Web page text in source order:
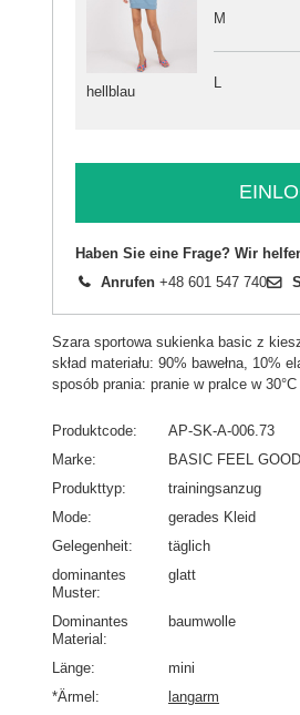
hellblau
M
L
Haben Sie eine Frage? Wir
Anrufen +48 601 547 740
Szara sportowa sukienka basic z
skład materiału: 90% bawełna, 10%
sposób prania: pranie w pralce w 30°C
Produktcode
AP-SK-A-006.73
Marke
BASIC FEEL GOOD
Produkttyp
trainingsanzug
Mode
gerades Kleid
Gelegenheit
täglich
dominantes
Muster
glatt
Dominantes
Material
baumwolle
Länge
mini
*Ärmel
langarm